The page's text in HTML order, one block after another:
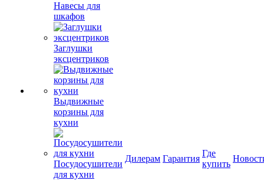
Навесы для
шкафов
Заглушки
эксцентриков
Выдвижные
корзины для
кухни
Посудосушители
для кухни
Дилерам Гарантия
Где
купить